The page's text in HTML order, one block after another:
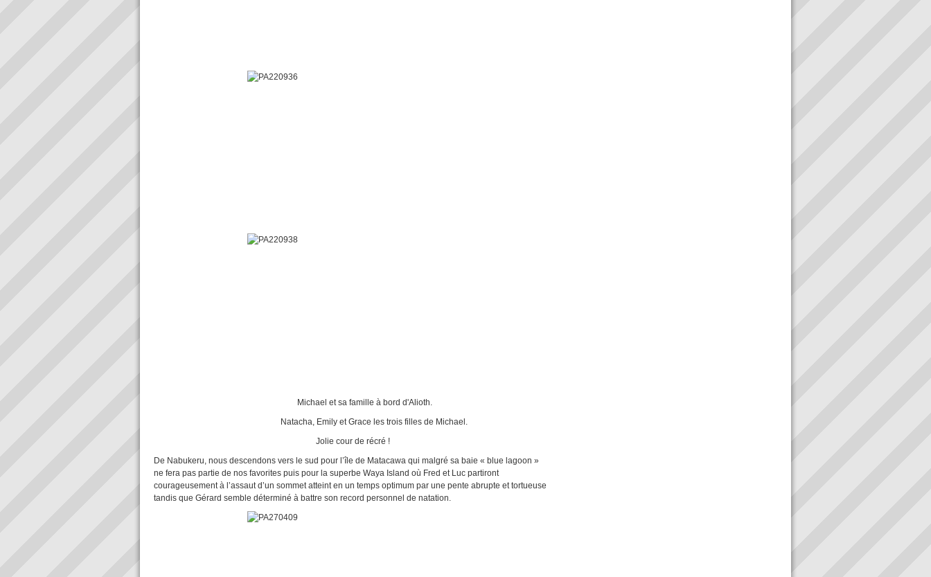
Michael et sa famille à bord d'Alioth.
Natacha, Emily et Grace les trois filles de Michael.
Jolie cour de récré !
De Nabukeru, nous descendons vers le sud pour l’île de Matacawa qui malgré sa baie « blue lagoon »
ne fera pas partie de nos favorites puis pour la superbe Waya Island où Fred et Luc partiront
courageusement à l’assaut d’un sommet atteint en un temps optimum par une pente abrupte et tortueuse
tandis que Gérard semble déterminé à battre son record personnel de natation.